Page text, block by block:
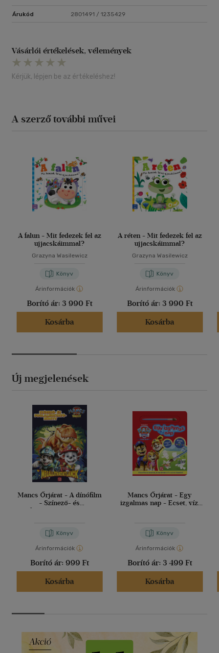
Árukód 2801491 / 1235429
Vásárlói értékelések, vélemények
Kérjük, lépjen be az értékeléshez!
A szerző további művei
A falun - Mit fedezek fel az
ujjacskáimmal?
Grazyna Wasilewicz
Könyv
Árinformációk
Borító ár: 3 990 Ft
Kosárba
A réten - Mit fedezek fel az
ujjacskáimmal?
Grazyna Wasilewicz
Könyv
Árinformációk
Borító ár: 3 990 Ft
Kosárba
Új megjelenések
Mancs Őrjárat - A dínófilm
- Színező- és
foglalkoztatókönyv
Könyv
Árinformációk
Borító ár: 999 Ft
Kosárba
Mancs Őrjárat - Egy
izgalmas nap - Ecset, víz,
Könyv
Árinformációk
Borító ár: 3 499 Ft
Kosárba